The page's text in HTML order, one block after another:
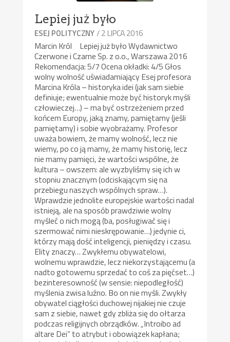
Lepiej już było
ESEJ POLITYCZNY/ 2 LIPCA 2016
Marcin Król Lepiej już było Wydawnictwo
Czerwone i Czarne Sp. z o.o., Warszawa 2016
Rekomendacja: 5/7 Ocena okładki: 4/5 Głos
wolny wolność uświadamiający Esej profesora
Marcina Króla – historyka idei (jak sam siebie
definiuje; ewentualnie może być historyk myśli
człowieczej…) – ma być ostrzeżeniem przed
końcem Europy, jaką znamy, pamiętamy (jeśli
pamiętamy) i sobie wyobrażamy. Profesor
uważa bowiem, że mamy wolność, lecz nie
wiemy, po co ją mamy, że mamy historię, lecz
nie mamy pamięci, że wartości wspólne, że
kultura – owszem: ale wyzbyliśmy się ich w
stopniu znacznym (odciskającym się na
przebiegu naszych wspólnych spraw…).
Wprawdzie jednolite europejskie wartości nadal
istnieją, ale na sposób prawdziwie wolny
myśleć o nich mogą (ba, posługiwać się i
szermować nimi nieskrępowanie…) jedynie ci,
którzy mają dość inteligencji, pieniędzy i czasu.
Elity znaczy… Zwykłemu obywatelowi,
wolnemu wprawdzie, lecz niekorzystającemu (a
nadto gotowemu sprzedać to coś za pięćset…)
bezinteresowność (w sensie: niepodległość)
myślenia zwisa luźno. Bo on nie myśli. Zwykły
obywatel ciągłości duchowej nijakiej nie czuje
sam z siebie, nawet gdy zbliża się do ołtarza
podczas religijnych obrządków. „Introibo ad
altare Dei” to atrybut i obowiązek kapłana;